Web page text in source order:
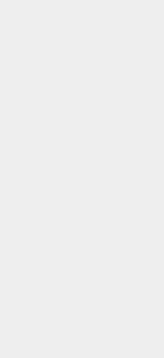
B : 業務架構 (Phase B -
C : 信息系統架構
D : 技術架構 (Phase D -
E : 機會及解決方案